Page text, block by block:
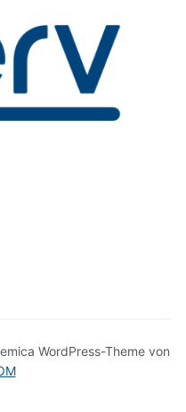
WordPress-Theme von